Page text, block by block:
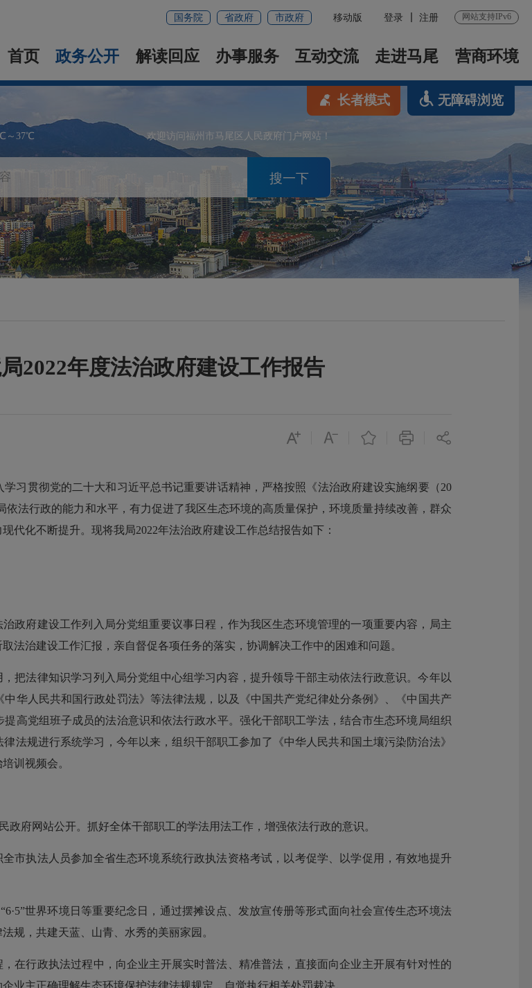
国务院 省政府 市政府 移动版 登录 注册 网站支持IPv6
首页 政务公开 解读回应 办事服务 互动交流 走进马尾 营商环境
～37℃ 欢迎访问福州市马尾区人民政府门户网站！
搜一下
长者模式 无障碍浏览
2022年度法治政府建设工作报告
贯彻党的二十大和习近平总书记重要讲话精神，严格按照《法治政府建设实施纲要（20
法行政的能力和水平，有力促进了我区生态环境的高质量保护，环境质量持续改善，群众
代化不断提升。现将我局2022年法治政府建设工作总结报告如下：
府建设工作列入局分党组重要议事日程，作为我区生态环境管理的一项重要内容，局主
法治建设工作汇报，亲自督促各项任务的落实，协调解决工作中的困难和问题。
法律知识学习列入局分党组中心组学习内容，提升领导干部主动依法行政意识。今年以
华人民共和国行政处罚法》等法律法规，以及《中国共产党纪律处分条例》、《中国共产
高党组班子成员的法治意识和依法行政水平。强化干部职工学法，结合市生态环境局组织
法规进行系统学习，今年以来，组织干部职工参加了《中华人民共和国土壤污染防治法》
训视频会。
府网站公开。抓好全体干部职工的学法用法工作，增强依法行政的意识。
执法人员参加全省生态环境系统行政执法资格考试，以考促学、以学促用，有效地提升
世界环境日等重要纪念日，通过摆摊设点、发放宣传册等形式面向社会宣传生态环境法
规，共建天蓝、山青、水秀的美丽家园。
行政执法过程中，向企业主开展实时普法、精准普法，直接面向企业主开展有针对性的
业主正确理解生态环境保护法律法规规定，自觉执行相关处罚裁决。